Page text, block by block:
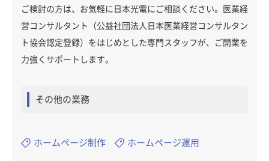
ご検討の方は、お気軽に日本光電にご相談ください。医業経
営コンサルタント（公益社団法人日本医業経営コンサルタン
ト協会認定登録）をはじめとした専門スタッフが、ご開業を
力強くサポートします。
その他の業務
ホームページ制作 ホームページ運用